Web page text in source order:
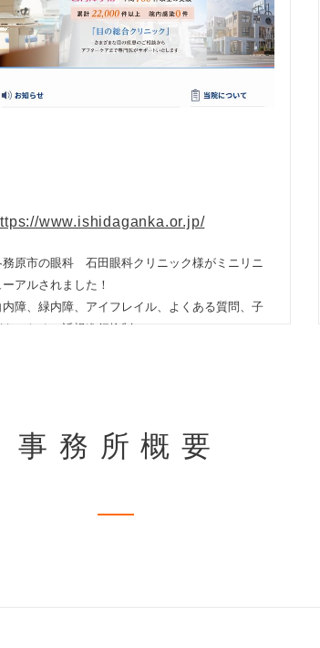
www.ishidaganka.or.jp/
務原市の眼科 石田眼科クリニック様がミニリニ
ーアルされました！
内障、緑内障、アイフレイル、よくある質問、子
ものための近視進行抑制
事務所概要